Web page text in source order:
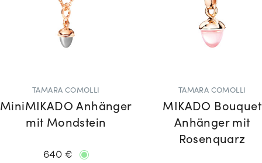
TAMARA COMOLLI
MiniMIKADO Anhänger
mit Mondstein
640 €
TAMARA COMOLLI
MIKADO Bouquet
Anhänger mit
Rosenquarz